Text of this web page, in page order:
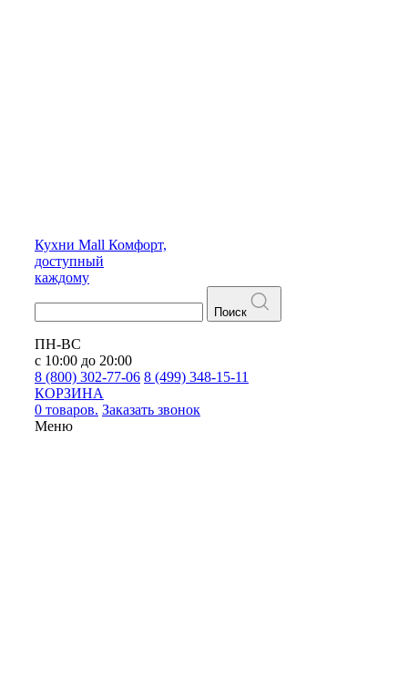
Кухни Mall Комфорт,
доступный
каждому
Поиск
ПН-ВС
с 10:00 до 20:00
8 (800) 302-77-06 8 (499) 348-15-11
КОРЗИНА
0 товаров. Заказать звонок
Меню